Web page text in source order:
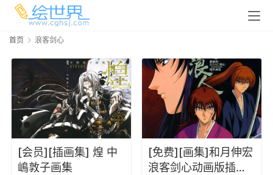
首页 浪客剑心
[会员][插画集] 煌 中
嶋敦子画集
[免费][画集]和月伸宏
浪客剑心动画版插画